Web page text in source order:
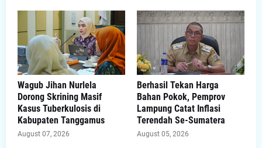
Wagub Jihan Nurlela
Dorong Skrining Masif
Kasus Tuberkulosis di
Kabupaten Tanggamus
August 07, 2026
Berhasil Tekan Harga
Bahan Pokok, Pemprov
Lampung Catat Inflasi
Terendah Se-Sumatera
August 05, 2026